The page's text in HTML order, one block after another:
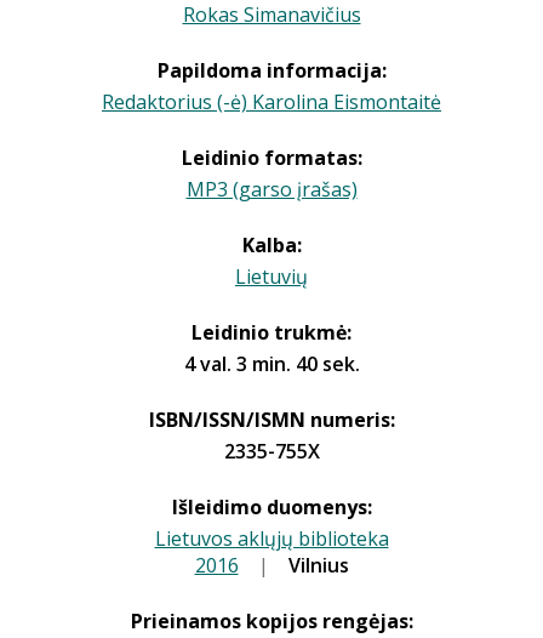
Rokas Simanavičius
Papildoma informacija:
Redaktorius (-ė) Karolina Eismontaitė
Leidinio formatas:
MP3 (garso įrašas)
Kalba:
Lietuvių
Leidinio trukmė:
4 val. 3 min. 40 sek.
ISBN/ISSN/ISMN numeris:
2335-755X
Išleidimo duomenys:
Lietuvos aklųjų biblioteka
2016 | Vilnius
Prieinamos kopijos rengėjas: